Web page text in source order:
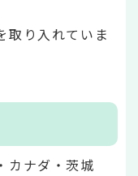
取り入れていま
カナダ・茨城